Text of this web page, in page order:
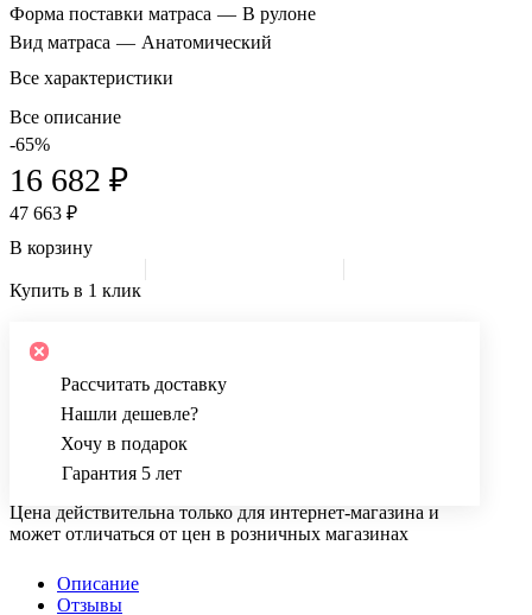
Форма поставки матраса — В рулоне
Вид матраса — Анатомический
Все характеристики
Все описание
-65%
16 682 ₽
47 663 ₽
В корзину
Купить в 1 клик
Рассчитать доставку
Нашли дешевле?
Хочу в подарок
Гарантия 5 лет
Цена действительна только для интернет-магазина и
может отличаться от цен в розничных магазинах
Описание
Отзывы